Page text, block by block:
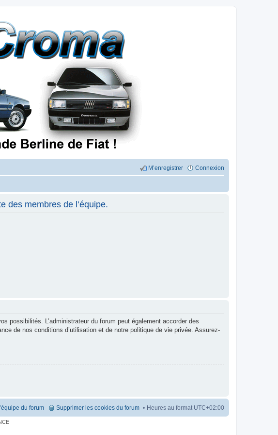
Connexion
M’enregistrer
des membres de l’équipe.
possibilités. L’administrateur du forum peut également accorder des
de nos conditions d’utilisation et de notre politique de vie privée. Assurez-
Heures au format UTC+02:00
Supprimer les cookies du forum
du forum